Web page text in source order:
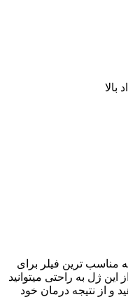
بالا
مناسب ترین فیلر برای
ژل به راحتی میتوانید
و از نتیجه درمان خود